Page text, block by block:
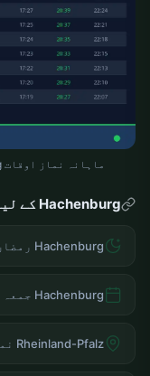
ماہانہ نماز اوقات Hachenburg اگست 2026 — نماز کے اوقات
Hachenburg کے لیے مزید صفحات
Hachenburg رمضان امساکیہ
Hachenburg جمعہ نماز کا وقت
Rheinland-Pfalz نماز کے اوقات